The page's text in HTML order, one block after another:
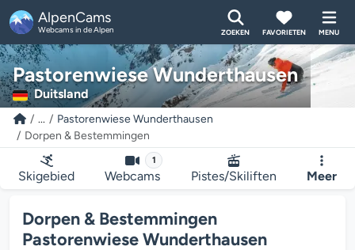
AlpenCams
Webcams in de Alpen ZOEKEN FAVORIETEN MENU
Pastorenwiese Wunderthausen
Duitsland
...
Pastorenwiese Wunderthausen
Dorpen & Bestemmingen
Skigebied
1
Webcams Pistes/Skiliften Meer
Dorpen & Bestemmingen
Pastorenwiese Wunderthausen